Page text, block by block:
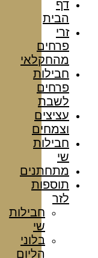
דף
הבית
זרי
פרחים
מהחקלאי
חבילות
פרחים
לשבת
עציצים
וצמחים
חבילות
שי
מתחתנים
תוספות
לזר
חבילות
שי
בלוני
הליום